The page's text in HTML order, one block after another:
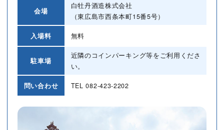
会場
白牡丹酒造株式会社
（東広島市西条本町15番5号）
入場料 無料
駐車場
近隣のコインパーキング等をご利用くださ
い。
問い合わせ TEL082-423-2202